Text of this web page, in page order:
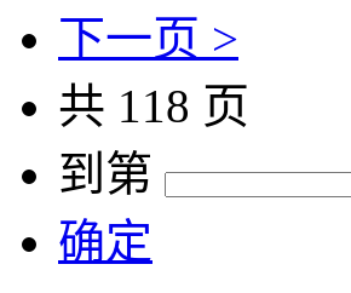
下一页 >
共 118 页
到第
确定